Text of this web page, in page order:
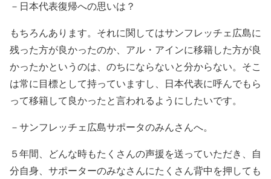
－日本代表復帰への思いは？
もちろんあります。それに関してはサンフレッチェ広島に
残った方が良かったのか、アル・アインに移籍した方が良
かったかというのは、のちにならないと分からない。そこ
は常に目標として持っていますし、日本代表に呼んでもら
って移籍して良かったと言われるようにしたいです。
－サンフレッチェ広島サポータのみんさんへ。
５年間、どんな時もたくさんの声援を送っていただき、自
分自身、サポーターのみなさんにたくさん背中を押しても